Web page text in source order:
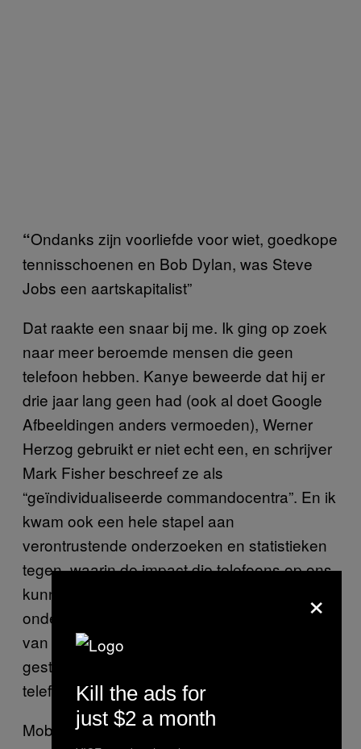
“Ondanks zijn voorliefde voor wiet, goedkope
tennisschoenen en Bob Dylan, was Steve
Jobs een aartskapitalist”
Dat raakte een snaar bij me. Ik ging op zoek
naar meer beroemde mensen die geen
telefoon hebben. Kanye beweerde dat hij er
drie jaar lang geen had (ook al doet Google
Afbeeldingen anders vermoeden), Werner
Herzog gebruikt er niet echt een, en schrijver
Mark Fisher beschreef ze als
“geïndividualiseerde commandocentra”. En ik
kwam ook een hele stapel aan
verontrustende onderzoeken en statistieken
tegen, waarin de impact die telefoons op ons
kunnen hebben wordt geduid. Uit een recent
onderzoek blijkt verdomme dat 58 procent
van de Britten zich ongelukkig voelt of
gestrest raakt als ze gescheiden zijn van hun
telefoons.
Mobiele telefoons hebben een fundamenteel
×
Kill the ads for
just $2 a month